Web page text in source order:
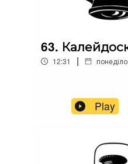
63.
12:31 |
Play